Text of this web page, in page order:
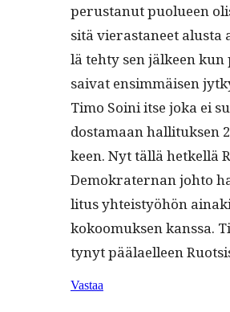
perus­tanut puolueen
sitä vieras­ta­neet alus­ta
lä tehty sen jäl­keen
sai­vat ensim­mäisen
Timo Soi­ni itse joka ei
dosta­maan hal­li­tuk­sen
keen. Nyt täl­lä het­kel­lä
Demokra­ter­nan johto
li­tus yhteistyöhön
kokoomuk­sen kanssa.
tynyt päälaelleen
Vastaa